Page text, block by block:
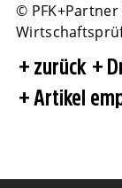
©
zurück
Artikel